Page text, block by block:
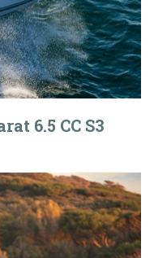
6.5 CC S3